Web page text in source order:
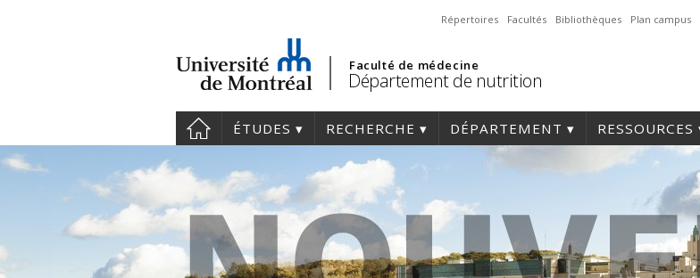
Répertoires Facultés Bibliothèques Plan campus
Faculté de médecine
Département de nutrition
ÉTUDES RECHERCHE DÉPARTEMENT RESSOURCES